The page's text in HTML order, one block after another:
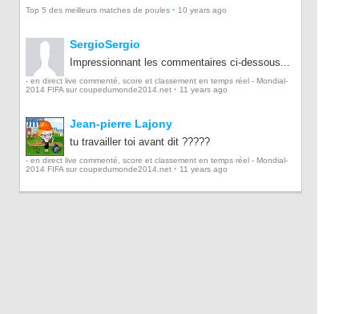
Top 5 des meilleurs matches de poules · 10 years ago
SergioSergio
Impressionnant les commentaires ci-dessous...
- en direct live commenté, score et classement en temps réel - Mondial-
2014 FIFA sur coupedumonde2014.net · 11 years ago
Jean-pierre Lajony
tu travailler toi avant dit ?????
- en direct live commenté, score et classement en temps réel - Mondial-
2014 FIFA sur coupedumonde2014.net · 11 years ago